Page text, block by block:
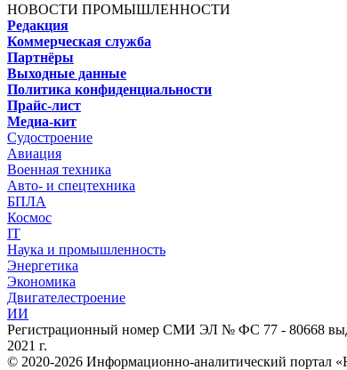
НОВОСТИ ПРОМЫШЛЕННОСТИ
Редакция
Коммерческая служба
Партнёры
Выходные данные
Политика конфиденциальности
Прайс-лист
Медиа-кит
Судостроение
Авиация
Военная техника
Авто- и спецтехника
БПЛА
Космос
IT
Наука и промышленность
Энергетика
Экономика
Двигателестроение
ИИ
Регистрационный номер СМИ ЭЛ № ФС 77 - 80668
2021 г.
© 2020-2026 Информационно-аналитический портал